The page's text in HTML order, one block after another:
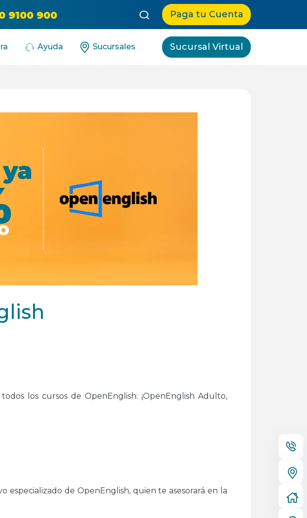
9100 900 Paga tu Cuenta
Ayuda Sucursales Sucursal Virtual
los cursos de OpenEnglish: ¡OpenEnglish Adulto,
de OpenEnglish, quien te asesorará en la